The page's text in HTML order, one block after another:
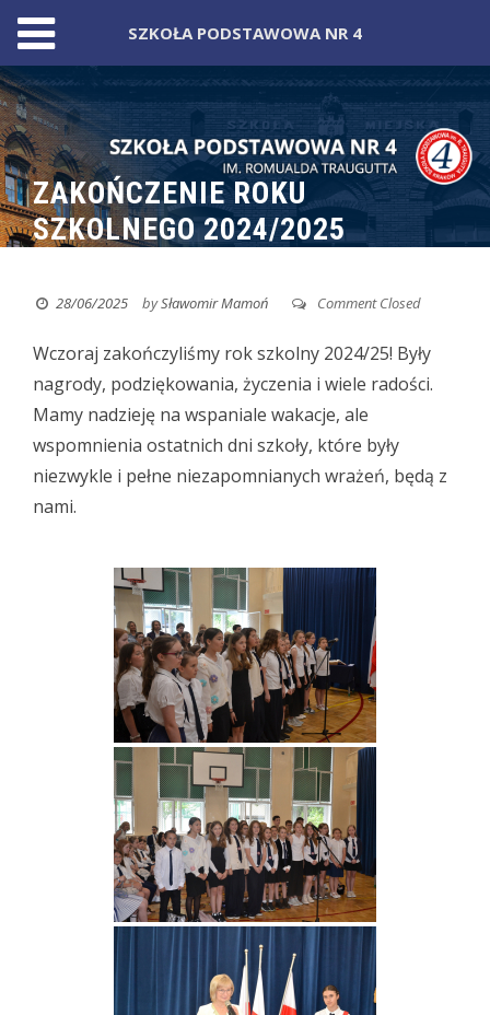
Skip
to
content
ZAKOŃCZENIE ROKU
SZKOLNEGO 2024/2025
28/06/2025 bySławomir Mamoń Comment Closed
Wczoraj zakończyliśmy rok szkolny 2024/25! Były
nagrody, podziękowania, życzenia i wiele radości.
Mamy nadzieję na wspaniale wakacje, ale
wspomnienia ostatnich dni szkoły, które były
niezwykle i pełne niezapomnianych wrażeń, będą z
nami.
SZKOŁA PODSTAWOWA NR 4